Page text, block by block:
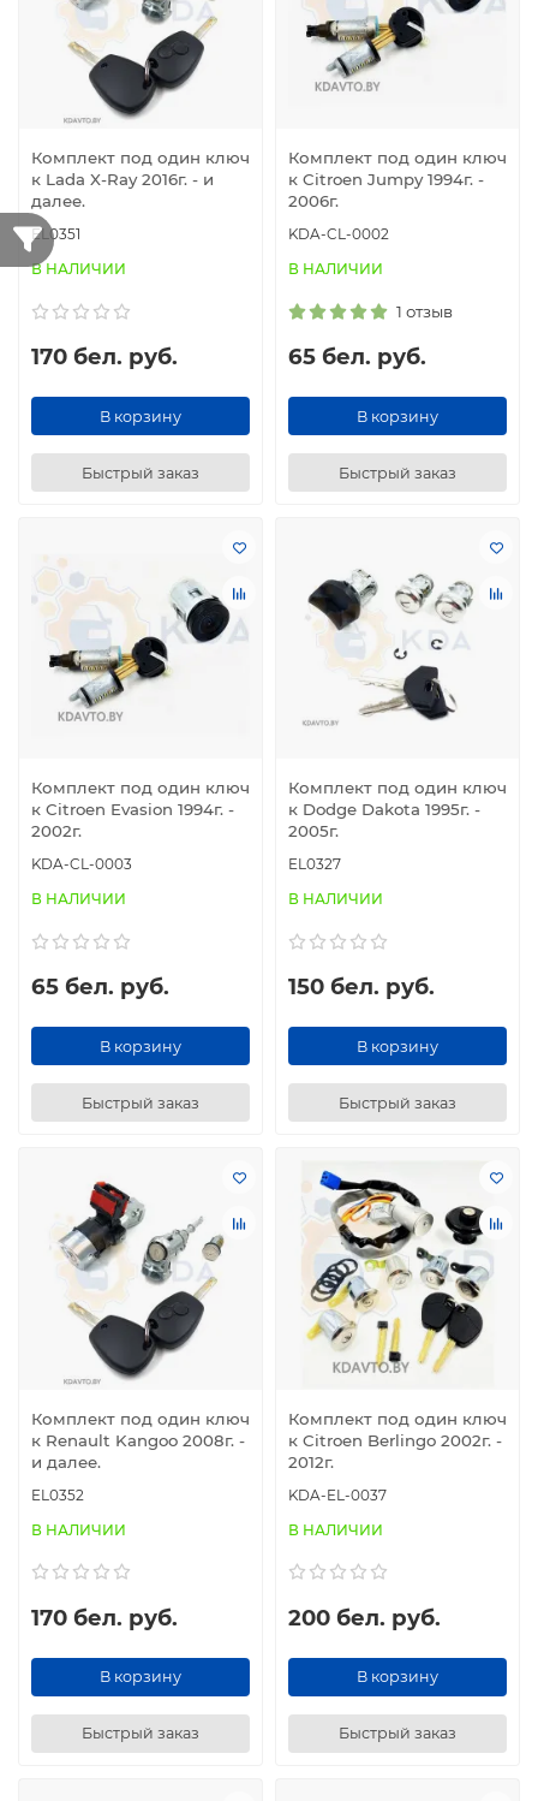
Комплект под один ключ
к Lada X-Ray 2016г. - и
далее.
EL0351
В НАЛИЧИИ
170 бел. руб.
В корзину
Быстрый заказ
Комплект под один ключ
к Citroen Jumpy 1994г. -
2006г.
KDA-CL-0002
В НАЛИЧИИ
1 отзыв
65 бел. руб.
В корзину
Быстрый заказ
Комплект под один ключ
к Citroen Evasion 1994г. -
2002г.
KDA-CL-0003
В НАЛИЧИИ
65 бел. руб.
В корзину
Быстрый заказ
Комплект под один ключ
к Dodge Dakota 1995г. -
2005г.
EL0327
В НАЛИЧИИ
150 бел. руб.
В корзину
Быстрый заказ
Комплект под один ключ
к Renault Kangoo 2008г. -
и далее.
EL0352
В НАЛИЧИИ
170 бел. руб.
В корзину
Быстрый заказ
Комплект под один ключ
к Citroen Berlingo 2002г. -
2012г.
KDA-EL-0037
В НАЛИЧИИ
200 бел. руб.
В корзину
Быстрый заказ